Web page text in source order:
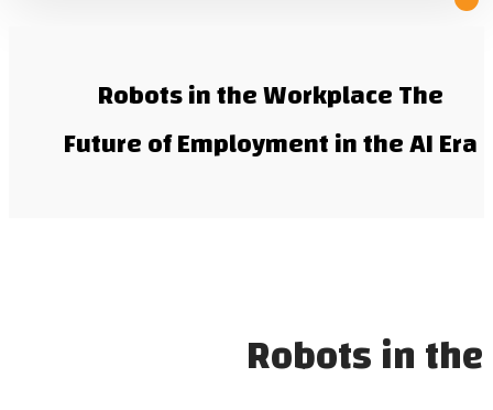
Robots in the Workplace The
Future of Employment in the AI Era
Robots in the